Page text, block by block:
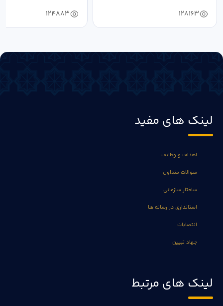
128163
124883
لینک های مفید
اهداف و وظایف
سوالات متداول
ساختار سازمانی
استانداری در رسانه ها
انتصابات
جهاد تبیین
لینک های مرتبط